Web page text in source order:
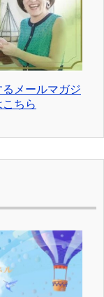
メールマガジ
ちら